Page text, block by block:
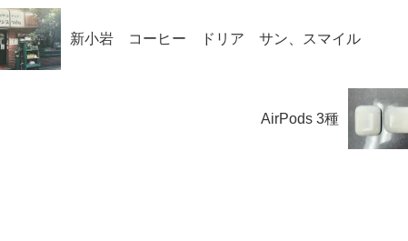
新小岩 コーヒー ドリア サン、スマイル
AirPods 3種